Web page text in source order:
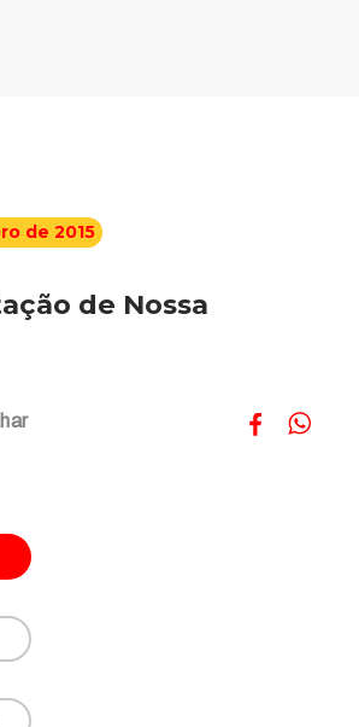
de 2015
de Nossa